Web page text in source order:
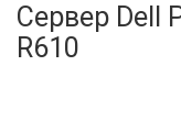
Сервер Dell
R610